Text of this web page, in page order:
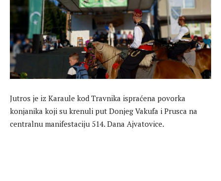
Jutros je iz Karaule kod Travnika ispraćena povorka
konjanika koji su krenuli put Donjeg Vakufa i Prusca na
centralnu manifestaciju 514. Dana Ajvatovice.